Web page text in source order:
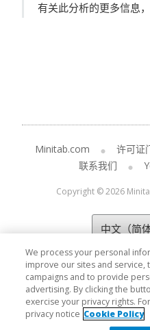
有关此分析的更多信息
Minitab.com 许可证
联系我们
Copyright © 2026
We process your personal
improve our sites and service,
campaigns and to provide
advertising. By clicking the
exercise your privacy rights.
privacy notice Cookie Policy